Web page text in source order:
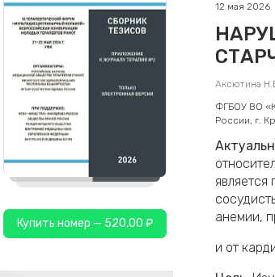
12 мая 2026
ФГБОУ ВО
России, г.
анемии,
и от
Аксютина
Купить номер — 520,00 ₽